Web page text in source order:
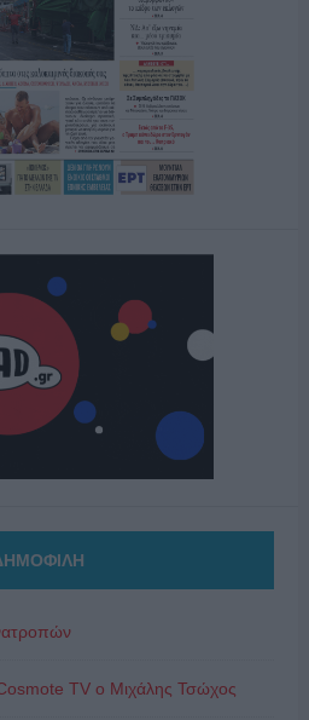
TV o Μιχάλης Τσώχος